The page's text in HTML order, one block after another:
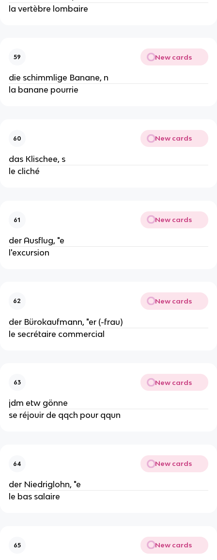
la vertèbre lombaire
59 New cards
die schimmlige Banane, n
la banane pourrie
60 New cards
das Klischee, s
le cliché
61 New cards
der Ausflug, "e
l'excursion
62 New cards
der Bürokaufmann, "er (-frau)
le secrétaire commercial
63 New cards
jdm etw gönne
se réjouir de qqch pour qqun
64 New cards
der Niedriglohn, "e
le bas salaire
65 New cards